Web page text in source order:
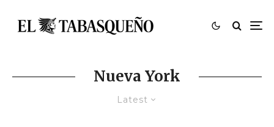
Nueva York
Latest